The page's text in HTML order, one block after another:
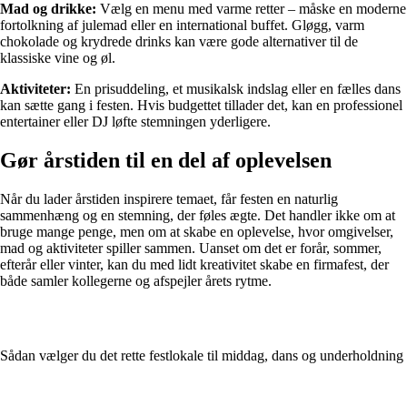
Mad og drikke: Vælg en menu med varme retter – måske en moderne
fortolkning af julemad eller en international buffet. Gløgg, varm
chokolade og krydrede drinks kan være gode alternativer til de
klassiske vine og øl.
Aktiviteter: En prisuddeling, et musikalsk indslag eller en fælles dans
kan sætte gang i festen. Hvis budgettet tillader det, kan en professionel
entertainer eller DJ løfte stemningen yderligere.
Gør årstiden til en del af oplevelsen
Når du lader årstiden inspirere temaet, får festen en naturlig
sammenhæng og en stemning, der føles ægte. Det handler ikke om at
bruge mange penge, men om at skabe en oplevelse, hvor omgivelser,
mad og aktiviteter spiller sammen. Uanset om det er forår, sommer,
efterår eller vinter, kan du med lidt kreativitet skabe en firmafest, der
både samler kollegerne og afspejler årets rytme.
Sådan vælger du det rette festlokale til middag, dans og underholdning